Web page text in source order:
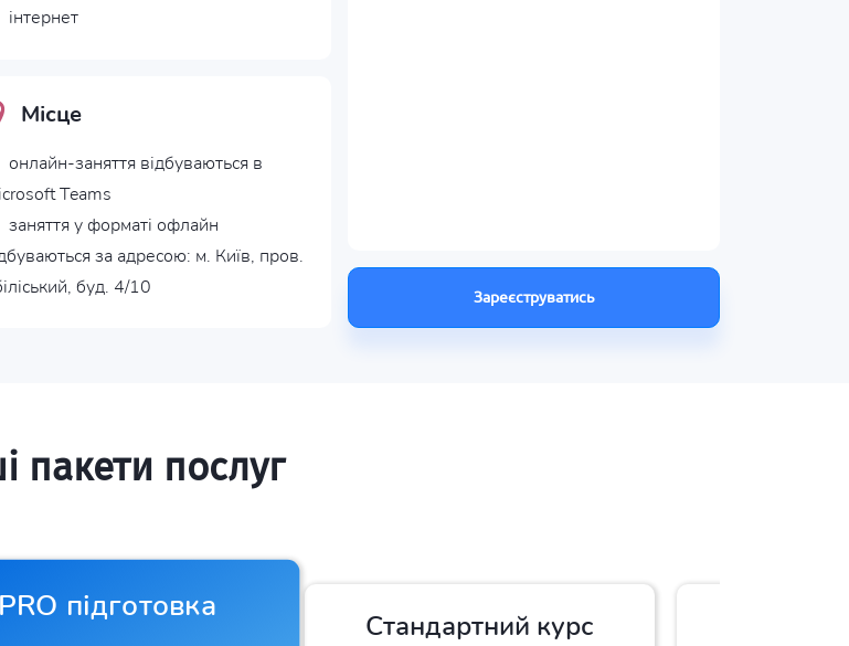
інтернет
Місце
онлайн-заняття відбуваються в
Teams
заняття у форматі офлайн
за адресою: м. Київ, пров.
буд. 4/10
Зареєструватись
пакети послуг
PRO підготовка
Стандартний курс